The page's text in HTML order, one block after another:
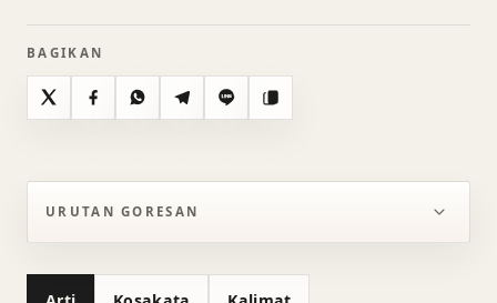
BAGIKAN
X FacebookWhatsAppTelegramLine Salin
URUTAN GORESAN